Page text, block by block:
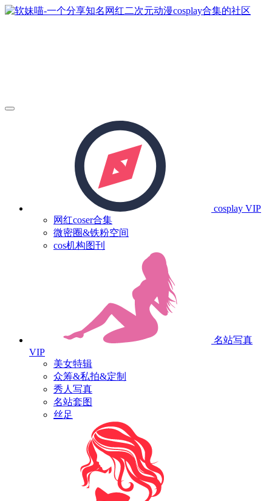
cosplay VIP
网红coser合集
微密圈&铁粉空间
cos机构图刊
名站写真
VIP
美女特辑
众筹&私拍&定制
秀人写真
名站套图
丝足